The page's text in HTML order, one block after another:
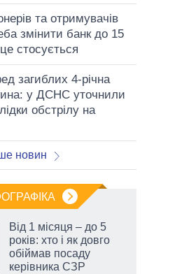
та отримувачів
змінити банк до 15
стосується
загиблих 4-річна
у ДСНС уточнили
обстрілу на
новин
Від 1 місяця – до 5
років: хто і як довго
обіймав посаду
керівника СЗР